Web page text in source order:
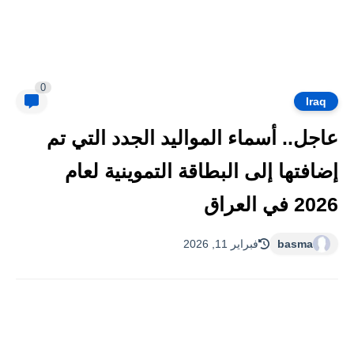
Iraq
0
عاجل.. أسماء المواليد الجدد التي تم
إضافتها إلى البطاقة التموينية لعام
2026 في العراق
basma فبراير 11, 2026